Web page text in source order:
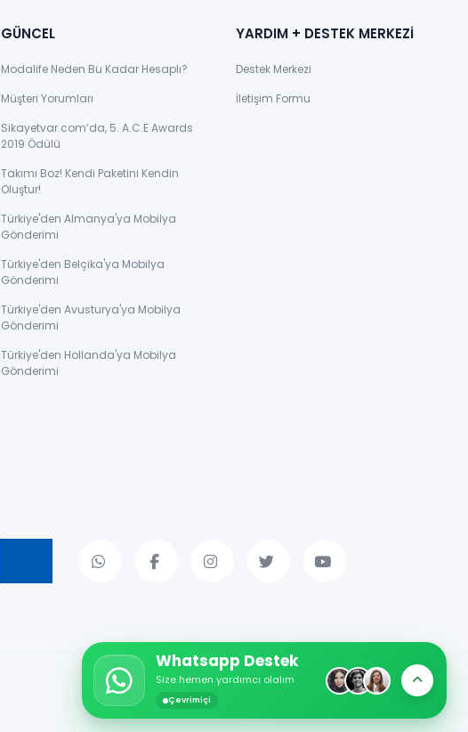
Whatsapp Destek
Size hemen yardımcı olalım
Çevrimiçi
GÜNCEL
Modalife Neden Bu Kadar Hesaplı?
Müşteri Yorumları
Sikayetvar.com’da, 5. A.C.E Awards
2019 Ödülü
Takımı Boz! Kendi Paketini Kendin
Oluştur!
Türkiye'den Almanya'ya Mobilya
Gönderimi
Türkiye'den Belçika'ya Mobilya
Gönderimi
Türkiye'den Avusturya'ya Mobilya
Gönderimi
Türkiye'den Hollanda'ya Mobilya
Gönderimi
YARDIM + DESTEK MERKEZİ
Destek Merkezi
İletişim Formu